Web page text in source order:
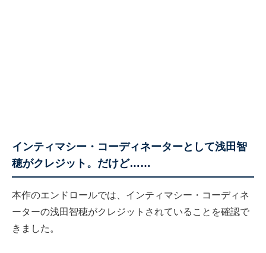
インティマシー・コーディネーターとして浅田智
穂がクレジット。だけど……
本作のエンドロールでは、インティマシー・コーディネ
ーターの浅田智穂がクレジットされていることを確認で
きました。